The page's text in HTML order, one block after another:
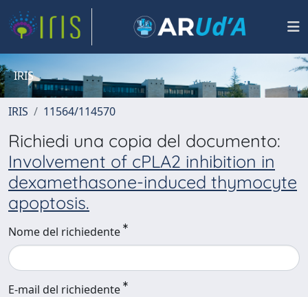
IRIS
IRIS 11564/114570
Richiedi una copia del documento:
Involvement of cPLA2 inhibition in
dexamethasone-induced thymocyte
apoptosis.
Nome del richiedente
E-mail del richiedente